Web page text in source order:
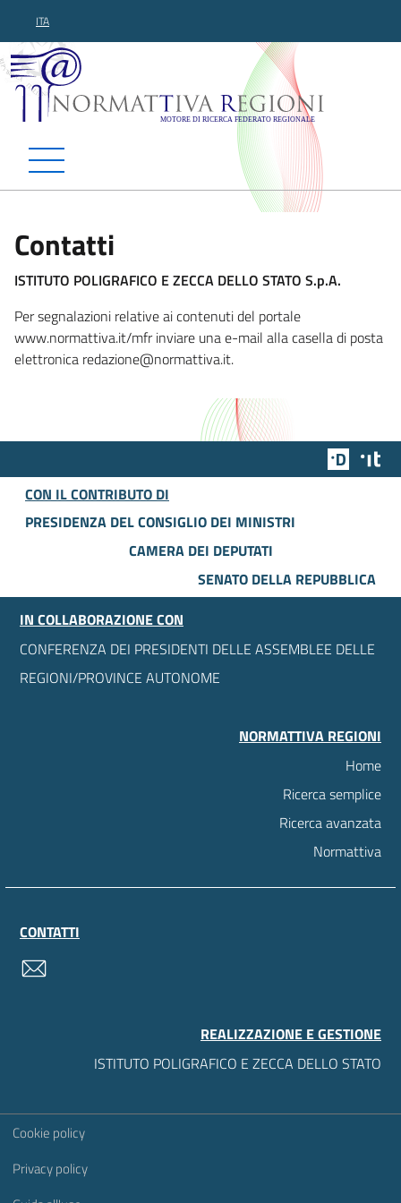
ITA
Normattiva Regioni -
Contatti
ISTITUTO POLIGRAFICO E ZECCA DELLO STATO S.p.A.
Per segnalazioni relative ai contenuti del portale
www.normattiva.it/mfr inviare una e-mail alla casella di posta
elettronica redazione@normattiva.it.
Team
CON IL CONTRIBUTO DI
PRESIDENZA DEL CONSIGLIO DEI MINISTRI
CAMERA DEI DEPUTATI
SENATO DELLA REPUBBLICA
IN COLLABORAZIONE CON
CONFERENZA DEI PRESIDENTI DELLE ASSEMBLEE DELLE
REGIONI/PROVINCE AUTONOME
NORMATTIVA REGIONI
Home
Ricerca semplice
Ricerca avanzata
Normattiva
CONTATTI
REALIZZAZIONE E GESTIONE
ISTITUTO POLIGRAFICO E ZECCA DELLO STATO
Sezione Link Utili
Cookie policy
Privacy policy